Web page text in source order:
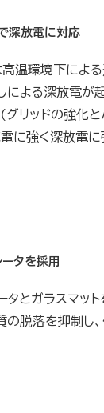
深放電に対応
温環境下による
による深放電が
リッドの強化と
電に強く深放電
タを採用
とガラスマット
の脱落を抑制し